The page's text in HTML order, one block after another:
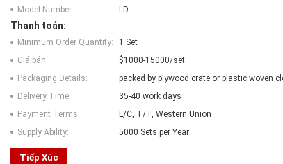
Model Number:
LD
Thanh toán:
Minimum Order Quantity:
1 Set
Giá bán:
$1000-15000/set
Packaging Details:
packed by plywood crate or plastic woven
Delivery Time:
35-40 work days
Payment Terms:
L/C, T/T, Western Union
Supply Ability:
5000 Sets per Year
Tiếp Xúc